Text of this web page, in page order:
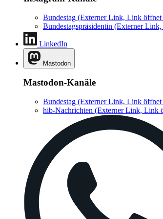
Bundestag (Externer Link, Link öffnet
Bundestagspräsidentin (Externer Link,
LinkedIn
Mastodon
Mastodon-Kanäle
Bundestag (Externer Link, Link öffnet
hib-Nachrichten (Externer Link, Link